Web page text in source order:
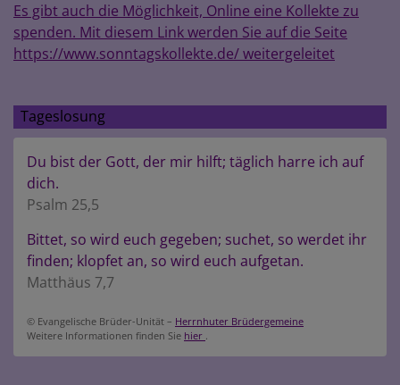
Es gibt auch die Möglichkeit, Online eine Kollekte zu
spenden. Mit diesem Link werden Sie auf die Seite
https://www.sonntagskollekte.de/ weitergeleitet
Tageslosung
Du bist der Gott, der mir hilft; täglich harre ich auf
dich.
Psalm 25,5
Bittet, so wird euch gegeben; suchet, so werdet ihr
finden; klopfet an, so wird euch aufgetan.
Matthäus 7,7
© Evangelische Brüder-Unität – Herrnhuter Brüdergemeine
Weitere Informationen finden Sie hier